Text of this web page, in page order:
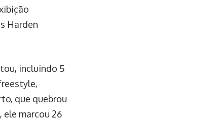
Harden
incluindo 5
que quebrou
marcou 26